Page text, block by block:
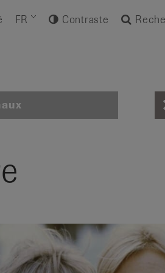
FR Contraste